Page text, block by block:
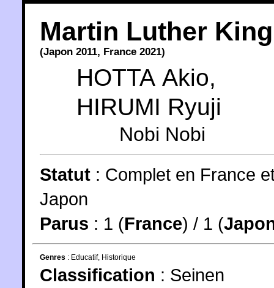
Martin Luther King
(Japon 2011, France 2021)
HOTTA Akio,
HIRUMI Ryuji
Nobi Nobi
Statut : Complet en France
Japon
Parus : 1 (France) / 1 (
Genres : Educatif, Historique
Classification : Seinen